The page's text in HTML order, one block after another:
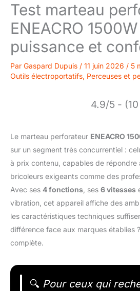
Test marteau
ENEACRO
puissance et
Par Gaspard Dupuis / 11 juin 2026 / 5
Outils électroportatifs, Perceuses et
4.9/5 -
Le marteau perforateur ENEACRO
sur un segment très concurrentiel :
à prix contenu, capables de répondre
bricoleurs exigeants comme des
Avec ses 4 fonctions , ses 6 vitesses
vibration, cet appareil affiche des
les caractéristiques techniques
différence face aux marques établies
complète.
🔍 Pour ceux qui